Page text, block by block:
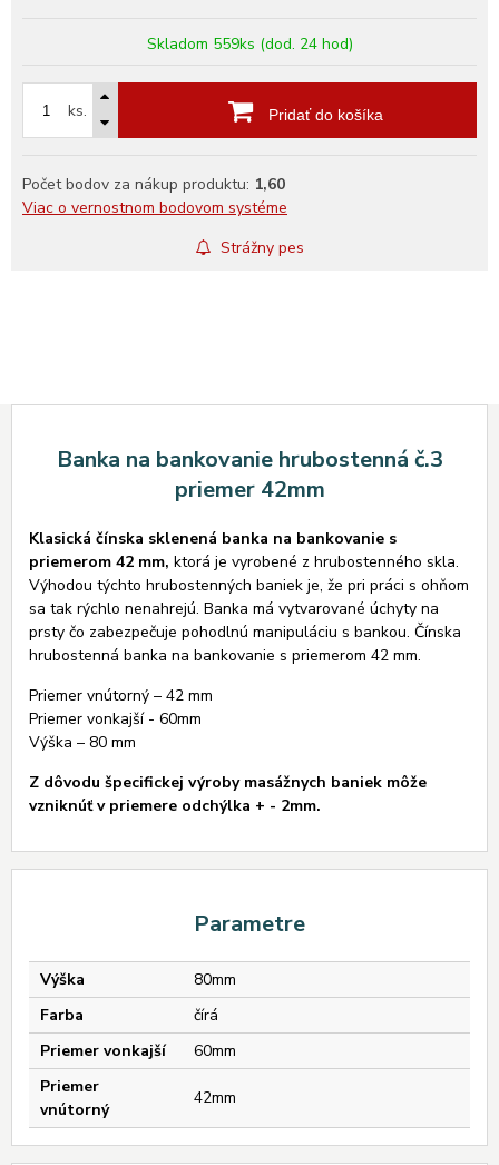
Skladom 559ks (dod. 24 hod)
ks. Pridať do košíka
Počet bodov za nákup produktu: 1,60
Viac o vernostnom bodovom systéme
Strážny pes
Banka na bankovanie hrubostenná č.3
priemer 42mm
Klasická čínska sklenená banka na bankovanie s
priemerom 42 mm, ktorá je vyrobené z hrubostenného skla.
Výhodou týchto hrubostenných baniek je, že pri práci s ohňom
sa tak rýchlo nenahrejú. Banka má vytvarované úchyty na
prsty čo zabezpečuje pohodlnú manipuláciu s bankou. Čínska
hrubostenná banka na bankovanie s priemerom 42 mm.
Priemer vnútorný – 42 mm
Priemer vonkajší - 60mm
Výška – 80 mm
Z dôvodu špecifickej výroby masážnych baniek môže
vzniknúť v priemere odchýlka + - 2mm.
Parametre
Výška
80mm
Farba
čírá
Priemer vonkajší
60mm
Priemer
vnútorný
42mm